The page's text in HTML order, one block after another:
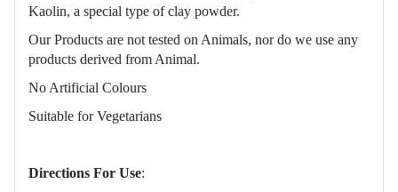
Kaolin, a special type of clay powder.
Our Products are not tested on Animals, nor do we use any
products derived from Animal.
No Artificial Colours
Suitable for Vegetarians
Directions For Use: